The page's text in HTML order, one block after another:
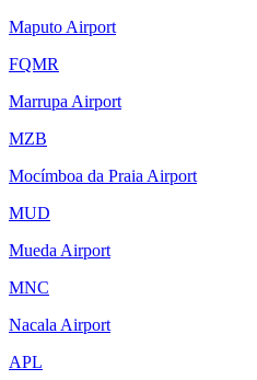
Maputo Airport
FQMR
Marrupa Airport
MZB
Mocímboa da Praia Airport
MUD
Mueda Airport
MNC
Nacala Airport
APL